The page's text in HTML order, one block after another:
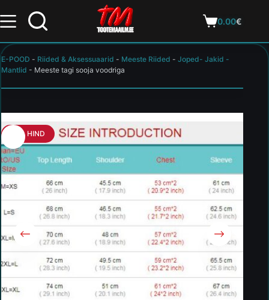
0.00€
E-POOD - Riided & Aksessuaarid - Meeste Riided - Joped- Jakid -
Mantlid - Meeste tagi sooja voodriga
HEA HIND